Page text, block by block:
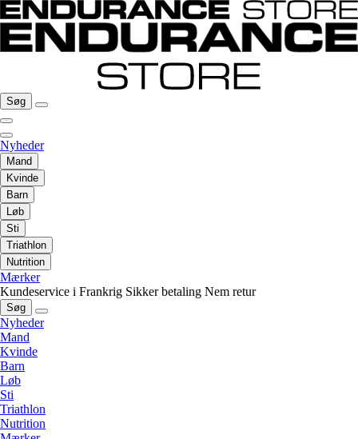
Søg
Nyheder
Mand
Kvinde
Barn
Løb
Sti
Triathlon
Nutrition
Mærker
Kundeservice i Frankrig Sikker betaling Nem retur
Søg
Nyheder
Mand
Kvinde
Barn
Løb
Sti
Triathlon
Nutrition